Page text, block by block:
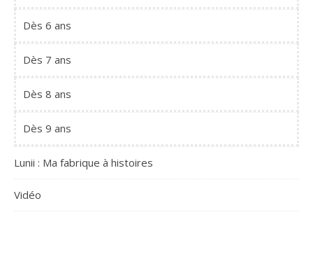
Dès 6 ans
Dès 7 ans
Dès 8 ans
Dès 9 ans
Lunii : Ma fabrique à histoires
Vidéo